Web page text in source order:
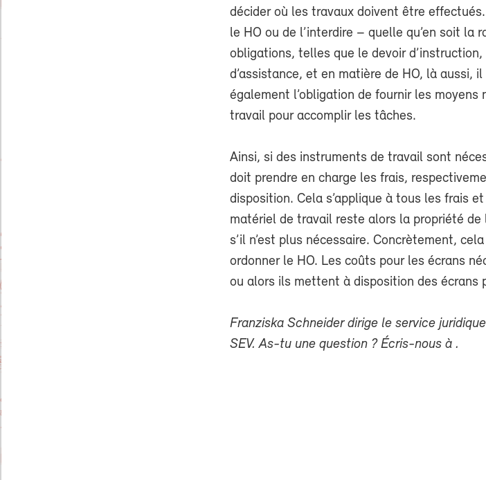
décider où les travaux doivent être
le HO ou de l’interdire – quelle qu’en soit la
obligations, telles que le devoir
d’assistance, et en matière de HO, là aussi, il
également l’obligation de fournir les moyens
travail pour accomplir les tâches.
Ainsi, si des instruments de travail sont
doit prendre en charge les frais,
disposition. Cela s’applique à tous les frais
matériel de travail reste alors la propriété
s’il n’est plus nécessaire. Concrètement,
ordonner le HO. Les coûts pour les écrans
ou alors ils mettent à disposition des écrans
Franziska Schneider dirige le service
SEV. As-tu une question ? Écris-nous à .